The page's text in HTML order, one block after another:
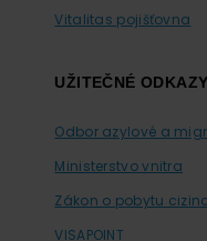
Vitalitas pojišťovna
UŽITEČNÉ ODKAZY
Odbor azylové a
Ministerstvo vnitra
Zákon o pobytu
VISAPOINT